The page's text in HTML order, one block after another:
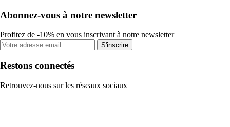
Abonnez-vous à notre newsletter
Profitez de -10% en vous inscrivant à notre newsletter
S'inscrire
Restons connectés
Retrouvez-nous sur les réseaux sociaux